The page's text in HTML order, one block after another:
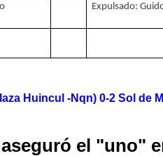
Expulsado:
Huincul -Nqn) 0-2 Sol de
el "uno"